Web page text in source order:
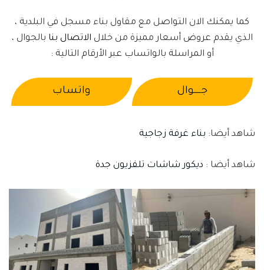
كما يمكنك الان التواصل مع مقاول بناء مسجل في البلدية ،
الذي يقدم عروض أسعار مميزة من خلال الاتصال بنا بالجوال ،
أو المراسلة بالواتساب عبر الأرقام التالية :
جــــوال واتساب
شاهد أيضا: بناء غرفة زجاجية
شاهد أيضا : ديكور شاشات تلفزيون جدة